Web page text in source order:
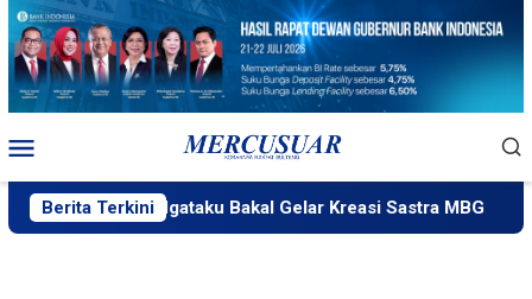
Loncat
konten
Mobile
Berita Terkini
PlakPlik Ngataku Bakal Gelar Kreasi Sastra MBG